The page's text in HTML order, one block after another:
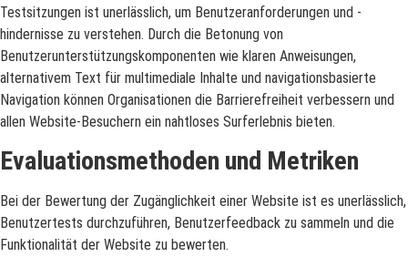
Testsitzungen ist unerlässlich, um Benutzeranforderungen und -
hindernisse zu verstehen. Durch die Betonung von
Benutzerunterstützungskomponenten wie klaren Anweisungen,
alternativem Text für multimediale Inhalte und navigationsbasierte
Navigation können Organisationen die Barrierefreiheit verbessern und
allen Website-Besuchern ein nahtloses Surferlebnis bieten.
Evaluationsmethoden und Metriken
Bei der Bewertung der Zugänglichkeit einer Website ist es unerlässlich,
Benutzertests durchzuführen, Benutzerfeedback zu sammeln und die
Funktionalität der Website zu bewerten.